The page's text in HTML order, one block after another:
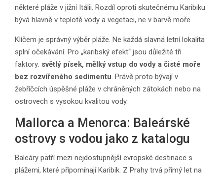
některé pláže v jižní Itálii. Rozdíl oproti skutečnému Karibiku
bývá hlavně v teplotě vody a vegetaci, ne v barvě moře.
Klíčem je správný výběr pláže. Ne každá slavná letní lokalita
splní očekávání. Pro „karibský efekt“ jsou důležité tři
faktory: světlý písek, mělký vstup do vody a čisté moře
bez rozvířeného sedimentu. Právě proto bývají v
žebříčcích úspěšné pláže v chráněných zátokách nebo na
ostrovech s vysokou kvalitou vody.
Mallorca a Menorca: Baleárské
ostrovy s vodou jako z katalogu
Baleáry patří mezi nejdostupnější evropské destinace s
plážemi, které připomínají Karibik. Z Prahy trvá přímý let na